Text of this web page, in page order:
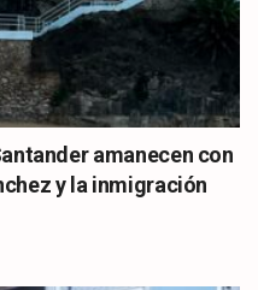
amanecen con
y la inmigración